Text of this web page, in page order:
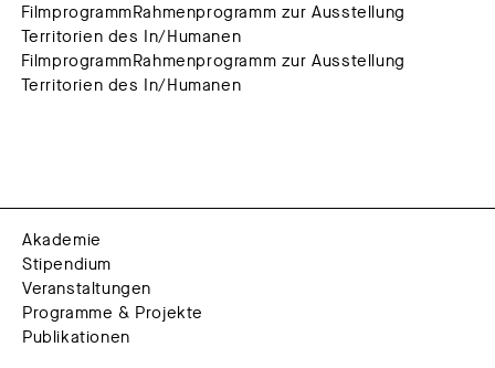
FilmprogrammRahmenprogramm zur Ausstellung
Territorien des In/Humanen
FilmprogrammRahmenprogramm zur Ausstellung
Territorien des In/Humanen
Akademie
Stipendium
Veranstaltungen
Programme & Projekte
Publikationen